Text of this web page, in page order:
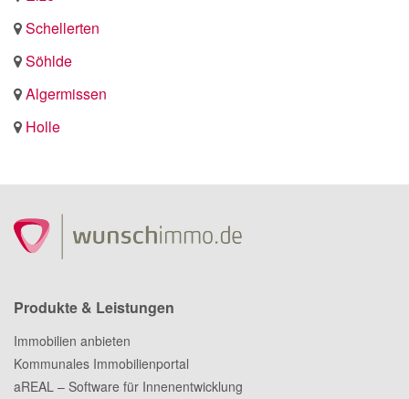
Schellerten
Söhlde
Algermissen
Holle
Produkte & Leistungen
Immobilien anbieten
Kommunales Immobilienportal
aREAL – Software für Innenentwicklung